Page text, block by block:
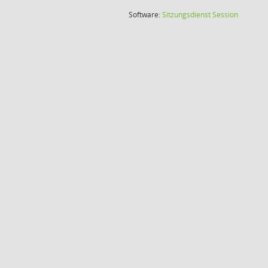
Software:SitzungsdienstSession(Wird in